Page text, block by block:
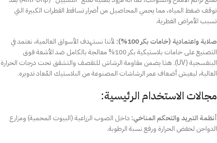
توقف ضغط المياه، مما يحمي المحاصيل من أضرار تساقط القطرات الكبيرة التي
تسبب الأمراض الفطرية.
صلابة واعتمادية (خامات بكر 100%):
لأننا نستهدف الأسواق العالمية، نعتمد في
التصنيع على خامات بلاستيكية بكر 100% معالجة بالكامل ضد الأشعة فوق
البنفسجية (UV). هذا يضمن مقاومة الرشاش للتقصف والتشقق تحت درجات الحرارة
العالية، ليعيش أضعاف عمر الرشاشات المصنوعة من البلاستيك المُعاد تدويره.
مجالات الاستخدام الرئيسية:
أنظمة التبريد والتحكم المناخي: داخل الصوب الزراعية (البيوت المحمية) ومزارع
الدواجن لخفض الحرارة ورفع نسبة الرطوبة.